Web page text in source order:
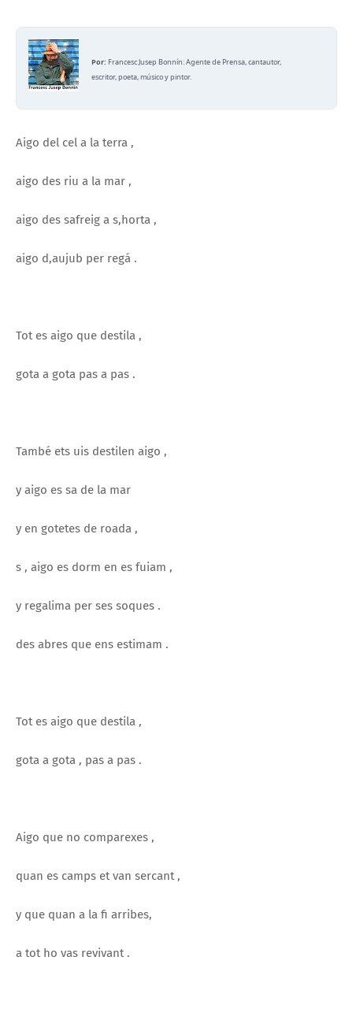
Por: Francesc Jusep Bonnín: Agente de Prensa, cantautor,
escritor, poeta, músico y pintor.
Aigo del cel a la terra ,
aigo des riu a la mar ,
aigo des safreig a s,horta ,
aigo d,aujub per regá .
Tot es aigo que destila ,
gota a gota pas a pas .
També ets uis destilen aigo ,
y aigo es sa de la mar
y en gotetes de roada ,
s , aigo es dorm en es fuiam ,
y regalima per ses soques .
des abres que ens estimam .
Tot es aigo que destila ,
gota a gota , pas a pas .
Aigo que no comparexes ,
quan es camps et van sercant ,
y que quan a la fi arribes,
a tot ho vas revivant .